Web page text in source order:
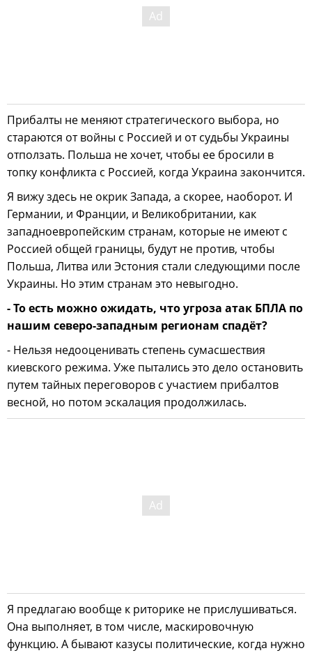
Прибалты не меняют стратегического выбора, но
стараются от войны с Россией и от судьбы Украины
отползать. Польша не хочет, чтобы ее бросили в
топку конфликта с Россией, когда Украина закончится.
Я вижу здесь не окрик Запада, а скорее, наоборот. И
Германии, и Франции, и Великобритании, как
западноевропейским странам, которые не имеют с
Россией общей границы, будут не против, чтобы
Польша, Литва или Эстония стали следующими после
Украины. Но этим странам это невыгодно.
- То есть можно ожидать, что угроза атак БПЛА по
нашим северо-западным регионам спадёт?
- Нельзя недооценивать степень сумасшествия
киевского режима. Уже пытались это дело остановить
путем тайных переговоров с участием прибалтов
весной, но потом эскалация продолжилась.
Я предлагаю вообще к риторике не прислушиваться.
Она выполняет, в том числе, маскировочную
функцию. А бывают казусы политические, когда нужно